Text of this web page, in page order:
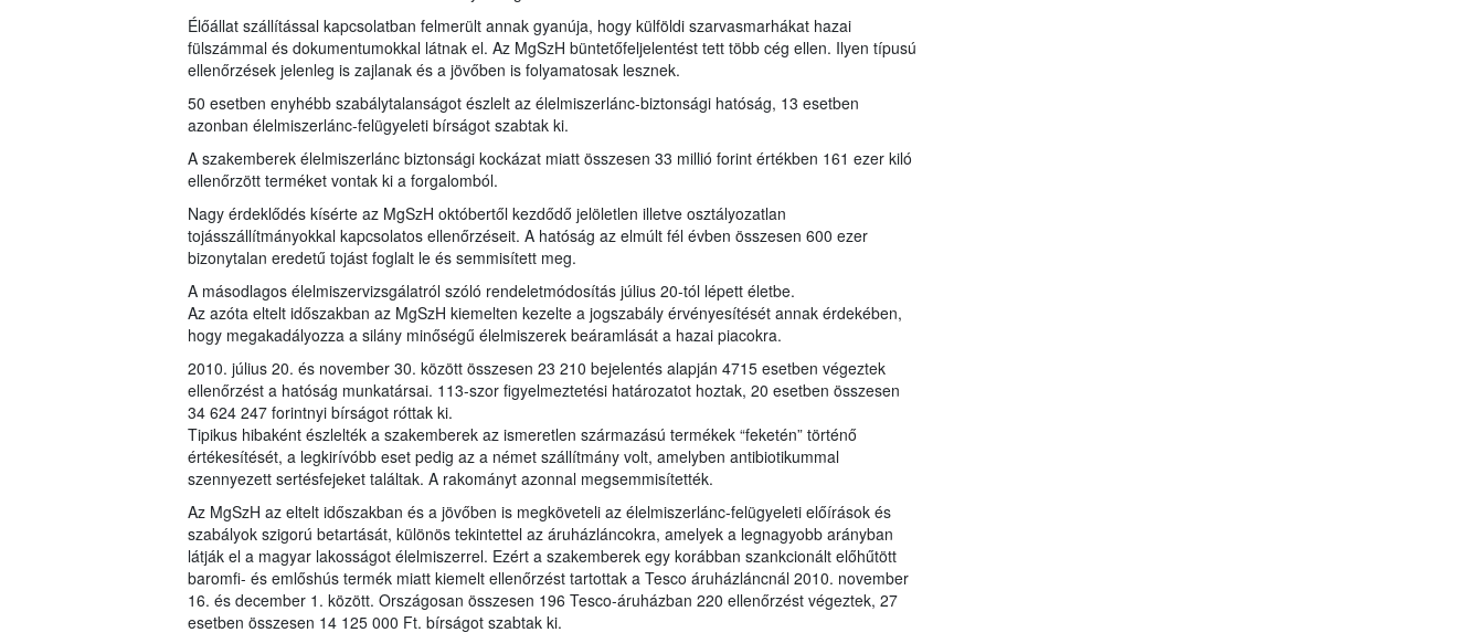
Élőállat szállítással kapcsolatban felmerült annak gyanúja, hogy külföldi szarvasmarhákat hazai
fülszámmal és dokumentumokkal látnak el. Az MgSzH büntetőfeljelentést tett több cég ellen. Ilyen típusú
ellenőrzések jelenleg is zajlanak és a jövőben is folyamatosak lesznek.
50 esetben enyhébb szabálytalanságot észlelt az élelmiszerlánc-biztonsági hatóság, 13 esetben
azonban élelmiszerlánc-felügyeleti bírságot szabtak ki.
A szakemberek élelmiszerlánc biztonsági kockázat miatt összesen 33 millió forint értékben 161 ezer kiló
ellenőrzött terméket vontak ki a forgalomból.
Nagy érdeklődés kísérte az MgSzH októbertől kezdődő jelöletlen illetve osztályozatlan
tojásszállítmányokkal kapcsolatos ellenőrzéseit. A hatóság az elmúlt fél évben összesen 600 ezer
bizonytalan eredetű tojást foglalt le és semmisített meg.
A másodlagos élelmiszervizsgálatról szóló rendeletmódosítás július 20-tól lépett életbe.
Az azóta eltelt időszakban az MgSzH kiemelten kezelte a jogszabály érvényesítését annak érdekében,
hogy megakadályozza a silány minőségű élelmiszerek beáramlását a hazai piacokra.
2010. július 20. és november 30. között összesen 23 210 bejelentés alapján 4715 esetben végeztek
ellenőrzést a hatóság munkatársai. 113-szor figyelmeztetési határozatot hoztak, 20 esetben összesen
34 624 247 forintnyi bírságot róttak ki.
Tipikus hibaként észlelték a szakemberek az ismeretlen származású termékek “feketén” történő
értékesítését, a legkirívóbb eset pedig az a német szállítmány volt, amelyben antibiotikummal
szennyezett sertésfejeket találtak. A rakományt azonnal megsemmisítették.
Az MgSzH az eltelt időszakban és a jövőben is megköveteli az élelmiszerlánc-felügyeleti előírások és
szabályok szigorú betartását, különös tekintettel az áruházláncokra, amelyek a legnagyobb arányban
látják el a magyar lakosságot élelmiszerrel. Ezért a szakemberek egy korábban szankcionált előhűtött
baromfi- és emlőshús termék miatt kiemelt ellenőrzést tartottak a Tesco áruházláncnál 2010. november
16. és december 1. között. Országosan összesen 196 Tesco-áruházban 220 ellenőrzést végeztek, 27
esetben összesen 14 125 000 Ft. bírságot szabtak ki.